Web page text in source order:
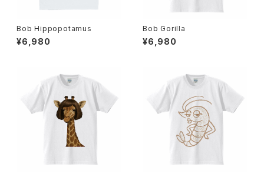
Bob Hippopotamus
¥6,980
Bob Gorilla
¥6,980